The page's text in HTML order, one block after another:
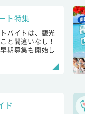
ト特集
バイトは、観光
と間違いなし！
期募集も開始し
ド